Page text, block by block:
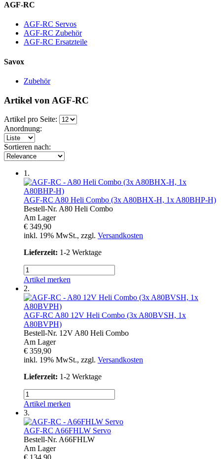
AGF-RC
AGF-RC Servos
AGF-RC Zubehör
AGF-RC Ersatzteile
Savox
Zubehör
Artikel von AGF-RC
Artikel pro Seite:
Anordnung:
Sortieren nach:
1.
AGF-RC A80 Heli Combo (3x A80BHX-H, 1x A80BHP-H)
Bestell-Nr. A80 Heli Combo
Am Lager
€ 349,90
inkl. 19% MwSt., zzgl. Versandkosten
Lieferzeit: 1-2 Werktage
Artikel merken
2.
AGF-RC A80 12V Heli Combo (3x A80BVSH, 1x
A80BVPH)
Bestell-Nr. 12V A80 Heli Combo
Am Lager
€ 359,90
inkl. 19% MwSt., zzgl. Versandkosten
Lieferzeit: 1-2 Werktage
Artikel merken
3.
AGF-RC A66FHLW Servo
Bestell-Nr. A66FHLW
Am Lager